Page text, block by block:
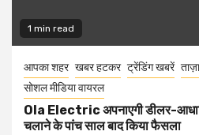
1 min read
आपका शहर खबर हटकर ट्रेंडिंग खबरें
सोशल मीडिया वायरल
Ola Electric अपनाएगी डीलर-
चलाने के पांच साल बाद किया फैसला